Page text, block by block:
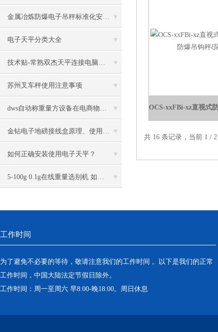
金属冶炼防爆电子吊秤标准化安装流程
电子天平分类大全
技术贴-常熟双杰天平连接电脑使用方法详解
苏州叉车秤使用注意事项
dws自动称重量方设备在电商物流中的应用
金钻电子地磅接线盒原理、使用说明及调试方法详解
如何正确安装使用电子天平？
5-100g 0.1g在线重量选别机 如何选型
共 16 条记录，当前 1
工作时间
为了避免不必要的等待，敬请注意我们的工作时间 。以下是我们的正常
工作时间，中国大陆法定节假日除外。
工作时间：周一至周六 早8:00-晚18:00。周日休息